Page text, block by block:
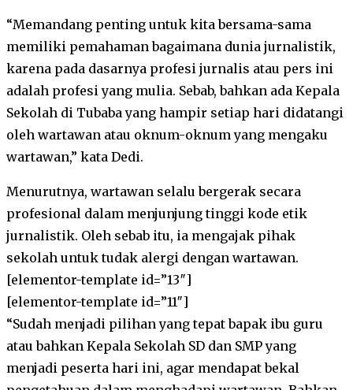
“Memandang penting untuk kita bersama-sama
memiliki pemahaman bagaimana dunia jurnalistik,
karena pada dasarnya profesi jurnalis atau pers ini
adalah profesi yang mulia. Sebab, bahkan ada Kepala
Sekolah di Tubaba yang hampir setiap hari didatangi
oleh wartawan atau oknum-oknum yang mengaku
wartawan,” kata Dedi.
Menurutnya, wartawan selalu bergerak secara
profesional dalam menjunjung tinggi kode etik
jurnalistik. Oleh sebab itu, ia mengajak pihak
sekolah untuk tudak alergi dengan wartawan.
[elementor-template id=”13″]
[elementor-template id=”11″]
“Sudah menjadi pilihan yang tepat bapak ibu guru
atau bahkan Kepala Sekolah SD dan SMP yang
menjadi peserta hari ini, agar mendapat bekal